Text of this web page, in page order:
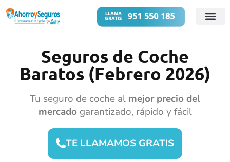
Seguros de Coche
Baratos (Febrero 2026)
Tu seguro de coche al mejor precio del
mercadogarantizado, rápido y fácil
TE LLAMAMOS GRATIS